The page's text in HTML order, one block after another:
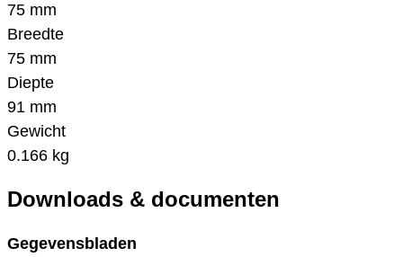
75 mm
Breedte
75 mm
Diepte
91 mm
Gewicht
0.166 kg
Downloads & documenten
Gegevensbladen